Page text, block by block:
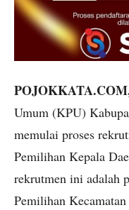
Umum (KPU)
memulai proses
Pemilihan Kepala
rekrutmen ini adalah
Pemilihan